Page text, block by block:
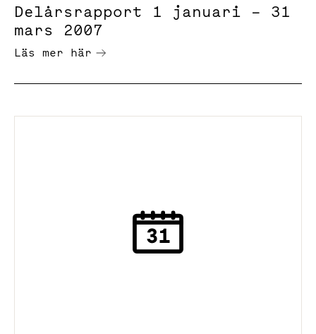
Delårsrapport 1 januari – 31
mars 2007
Läs mer här